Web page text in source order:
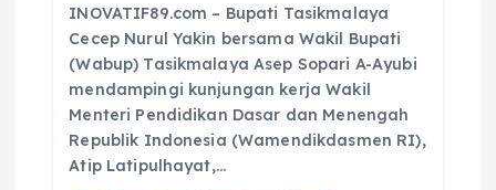
INOVATIF89.com – Bupati Tasikmalaya
Cecep Nurul Yakin bersama Wakil Bupati
(Wabup) Tasikmalaya Asep Sopari A-Ayubi
mendampingi kunjungan kerja Wakil
Menteri Pendidikan Dasar dan Menengah
Republik Indonesia (Wamendikdasmen RI),
Atip Latipulhayat,…